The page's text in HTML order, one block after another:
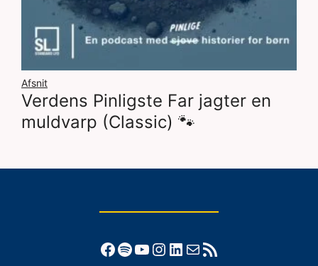
Afsnit
Verdens Pinligste Far jagter en
muldvarp (Classic) 🐾
Facebook
Spotify
YouTube
Instagram
LinkedIn
Mail
RSS-feed